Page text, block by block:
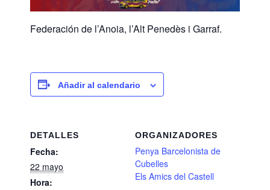
Federación de l’Anoia, l’Alt Penedès i Garraf.
Añadir al calendario
DETALLES
Fecha:
22 mayo
Hora:
ORGANIZADORES
Penya Barcelonista de
Cubelles
Els Amics del Castell